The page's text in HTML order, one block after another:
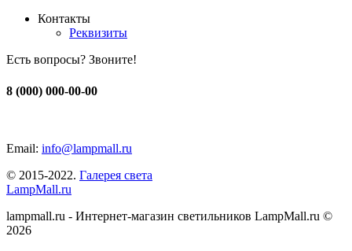
Контакты
Реквизиты
Есть вопросы? Звоните!
8 (000) 000-00-00
Email: info@lampmall.ru
© 2015-2022. Галерея света
LampMall.ru
lampmall.ru - Интернет-магазин светильников LampMall.ru ©
2026